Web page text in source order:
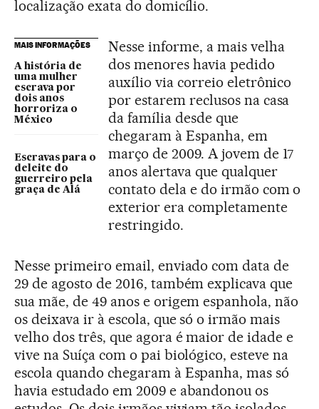
localização exata do domicílio.
MAIS INFORMAÇÕES
A história de
uma mulher
escrava por
dois anos
horroriza o
México
Escravas para o
deleite do
guerreiro pela
graça de Alá
Nesse informe, a mais velha
dos menores havia pedido
auxílio via correio eletrônico
por estarem reclusos na casa
da família desde que
chegaram à Espanha, em
março de 2009. A jovem de 17
anos alertava que qualquer
contato dela e do irmão com o
exterior era completamente
restringido.
Nesse primeiro email, enviado com data de
29 de agosto de 2016, também explicava que
sua mãe, de 49 anos e origem espanhola, não
os deixava ir à escola, que só o irmão mais
velho dos três, que agora é maior de idade e
vive na Suíça com o pai biológico, esteve na
escola quando chegaram à Espanha, mas só
havia estudado em 2009 e abandonou os